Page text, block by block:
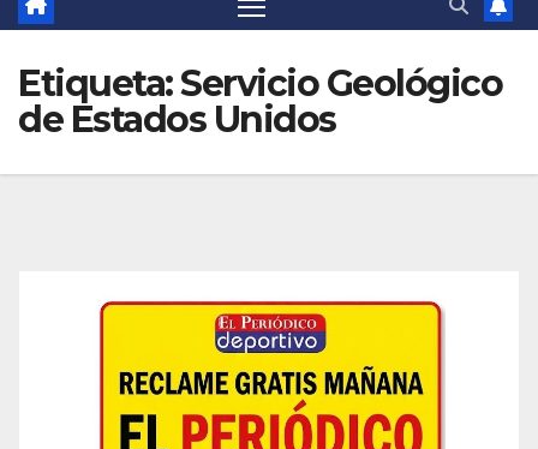
Etiqueta:Servicio Geológico
de Estados Unidos